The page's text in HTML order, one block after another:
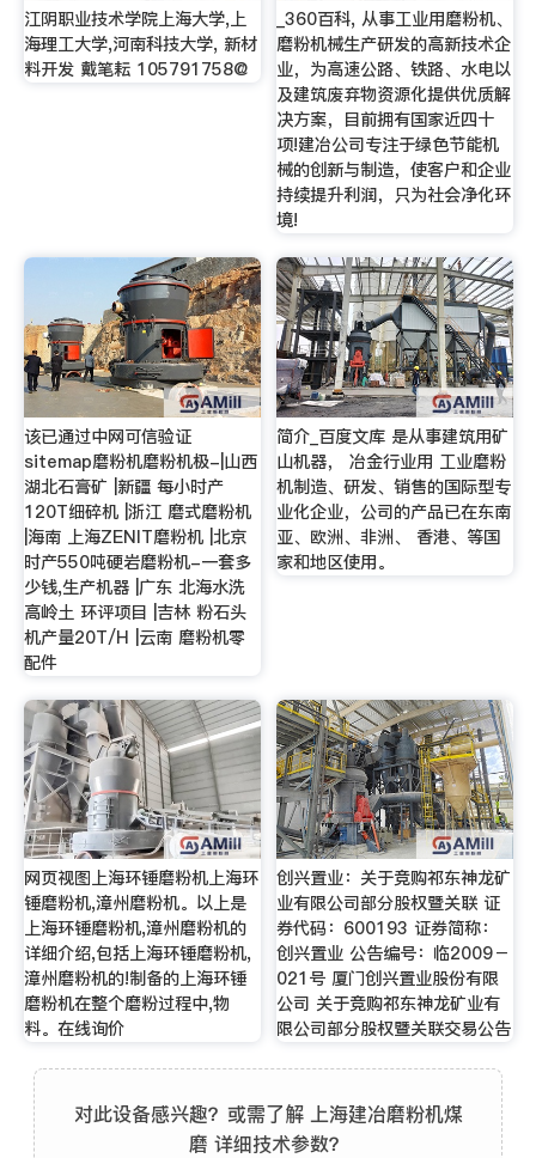
江阴职业技术学院上海大学,上
海理工大学,河南科技大学, 新材
料开发 戴笔耘 105791758@
_360百科, 从事工业用磨粉机、
磨粉机械生产研发的高新技术企
业，为高速公路、铁路、水电以
及建筑废弃物资源化提供优质解
决方案，目前拥有国家近四十
项!建冶公司专注于绿色节能机
械的创新与制造，使客户和企业
持续提升利润，只为社会净化环
境!
该已通过中网可信验证
sitemap磨粉机磨粉机极-|山西
湖北石膏矿 |新疆 每小时产
120T细碎机 |浙江 磨式磨粉机
|海南 上海ZENIT磨粉机 |北京
时产550吨硬岩磨粉机-一套多
少钱,生产机器 |广东 北海水洗
高岭土 环评项目 |吉林 粉石头
机产量20T/H |云南 磨粉机零
配件
简介_百度文库 是从事建筑用矿
山机器， 冶金行业用 工业磨粉
机制造、研发、销售的国际型专
业化企业，公司的产品已在东南
亚、欧洲、非洲、 香港、等国
家和地区使用。
网页视图上海环锤磨粉机上海环
锤磨粉机,漳州磨粉机。以上是
上海环锤磨粉机,漳州磨粉机的
详细介绍,包括上海环锤磨粉机,
漳州磨粉机的!制备的上海环锤
磨粉机在整个磨粉过程中,物
料。在线询价
创兴置业：关于竞购祁东神龙矿
业有限公司部分股权暨关联 证
券代码：600193 证券简称：
创兴置业 公告编号：临2009－
021号 厦门创兴置业股份有限
公司 关于竞购祁东神龙矿业有
限公司部分股权暨关联交易公告
对此设备感兴趣？或需了解 上海建冶磨粉机煤
磨 详细技术参数？